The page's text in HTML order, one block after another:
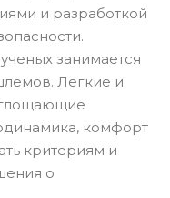
и разработкой
занимается
Легкие и
комфорт
критериям и
о